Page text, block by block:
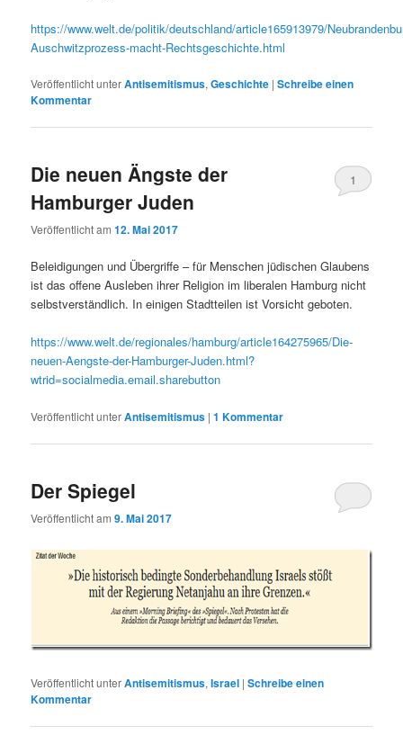
https://www.welt.de/politik/deutschland/article165913979/
Auschwitzprozess-macht-Rechtsgeschichte.html
Veröffentlicht unterAntisemitismus,Geschichte |Schreibe einen
Kommentar
Die neuen Ängste der
Hamburger Juden
Veröffentlicht am12. Mai 2017
1
Beleidigungen und Übergriffe – für Menschen jüdischen Glaubens
ist das offene Ausleben ihrer Religion im liberalen Hamburg nicht
selbstverständlich. In einigen Stadtteilen ist Vorsicht geboten.
https://www.welt.de/regionales/hamburg/article164275965/Die-
neuen-Aengste-der-Hamburger-Juden.html?
wtrid=socialmedia.email.sharebutton
Veröffentlicht unterAntisemitismus |1 Kommentar
Der Spiegel
Veröffentlicht am9. Mai 2017
Veröffentlicht unterAntisemitismus,Israel |Schreibe einen
Kommentar